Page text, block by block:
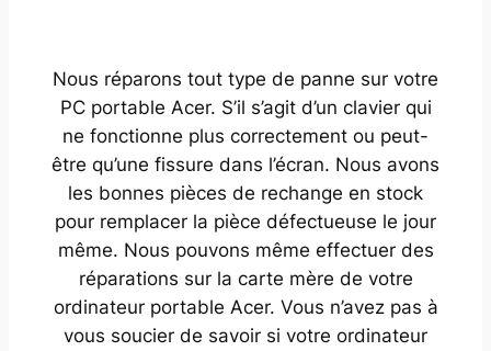
Nous réparons tout type de panne sur votre
PC portable Acer. S’il s’agit d’un clavier qui
ne fonctionne plus correctement ou peut-
être qu’une fissure dans l’écran. Nous avons
les bonnes pièces de rechange en stock
pour remplacer la pièce défectueuse le jour
même. Nous pouvons même effectuer des
réparations sur la carte mère de votre
ordinateur portable Acer. Vous n’avez pas à
vous soucier de savoir si votre ordinateur